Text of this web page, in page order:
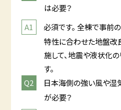
は必要？
必須です。 全棟で事前
特性に合わせた地盤改
施して、地震や液状化
す。
日本海側の強い風や湿
が必要？